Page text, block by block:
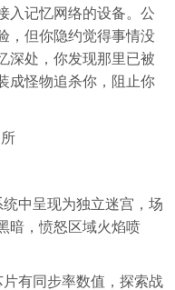
入记忆网络的设备。公
，但你隐约觉得事情没
深处，你发现那里已被
成怪物追杀你，阻止你
中呈现为独立迷宫，场
暗，愤怒区域火焰喷
有同步率数值，探索战